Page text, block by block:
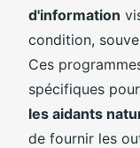
d'information
condition,
Ces
spécifiques
les aidants
de fournir les